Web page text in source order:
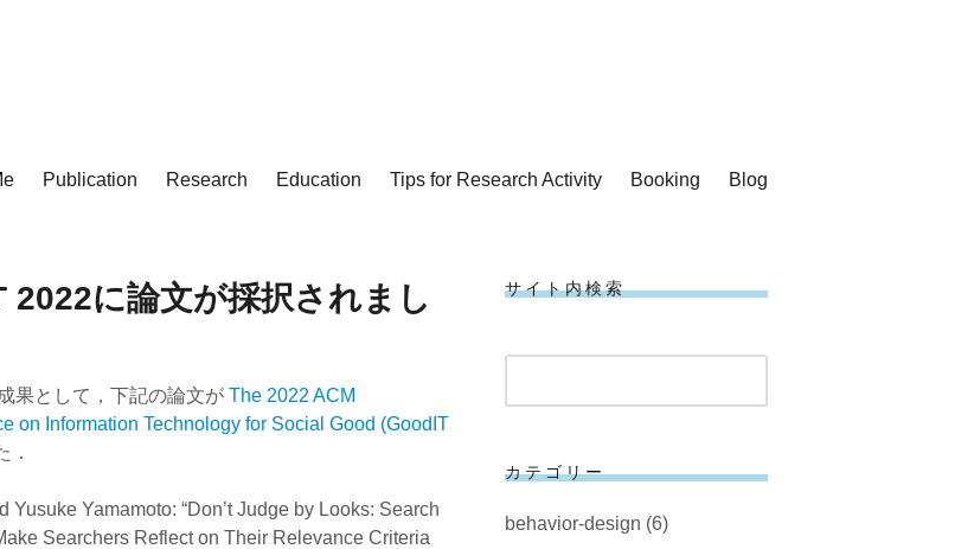
Publication Research Education Tips for Research Activity Booking Blog
2022に論文が採択されまし
果として，下記の論文が The 2022 ACM
on Information Technology for Social Good (GoodIT
．
Yusuke Yamamoto: “Don’t Judge by Looks: Search
Searchers Reflect on Their Relevance Criteria
サイト内検索
カテゴリー
behavior-design (6)